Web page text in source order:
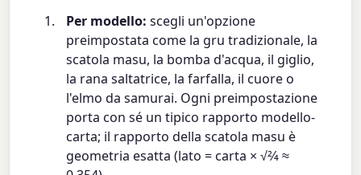
Per modello: scegli un'opzione
preimpostata come la gru tradizionale, la
scatola masu, la bomba d'acqua, il giglio,
la rana saltatrice, la farfalla, il cuore o
l'elmo da samurai. Ogni preimpostazione
porta con sé un tipico rapporto modello-
carta; il rapporto della scatola masu è
geometria esatta (lato = carta × √2⁄4 ≈